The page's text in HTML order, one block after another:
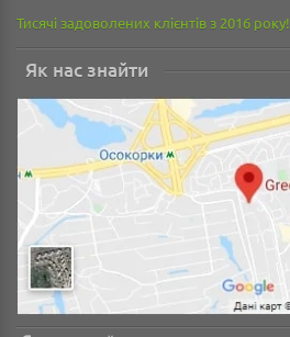
Тисячі задоволених клієнтів з 2016 року!
Як нас знайти